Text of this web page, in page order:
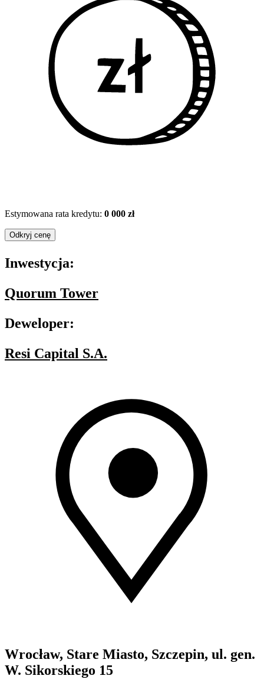
Estymowana rata kredytu: 0 000 zł
Odkryj cenę
Inwestycja:
Quorum Tower
Deweloper:
Resi Capital S.A.
Wrocław, Stare Miasto, Szczepin, ul. gen.
W. Sikorskiego 15